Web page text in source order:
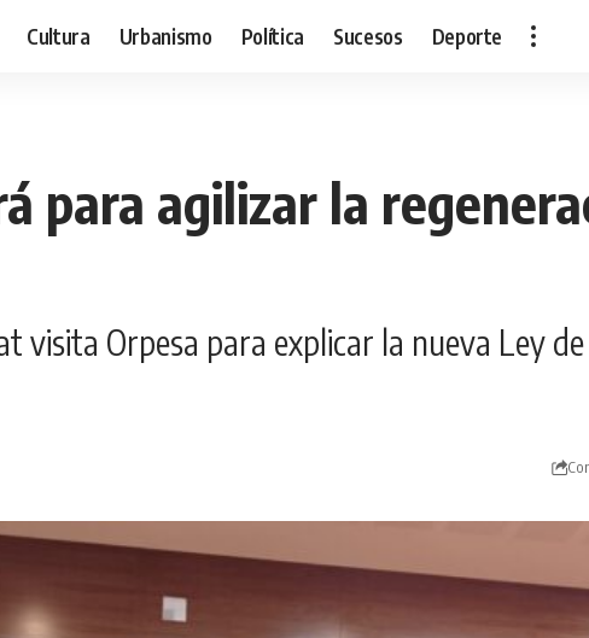
Cultura Urbanismo Política Sucesos Deporte
para agilizar la
visita Orpesa para explicar la nueva Ley